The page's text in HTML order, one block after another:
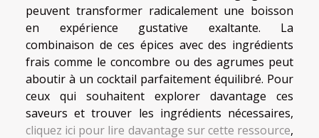
peuvent transformer radicalement une boisson
en expérience gustative exaltante. La
combinaison de ces épices avec des ingrédients
frais comme le concombre ou des agrumes peut
aboutir à un cocktail parfaitement équilibré. Pour
ceux qui souhaitent explorer davantage ces
saveurs et trouver les ingrédients nécessaires,
cliquez ici pour lire davantage sur cette ressource,